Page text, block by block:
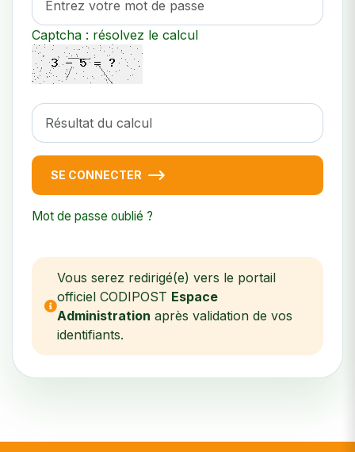
Captcha : résolvez le calcul
SE CONNECTER
Mot de passe oublié ?
Vous serez redirigé(e) vers le portail
officiel CODIPOST Espace
Administration après validation de vos
identifiants.